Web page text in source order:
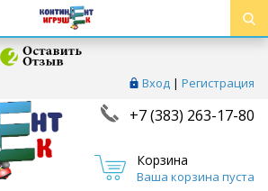
Вход | Регистрация
+7 (383) 263-17-80
Корзина
Ваша корзина пуста